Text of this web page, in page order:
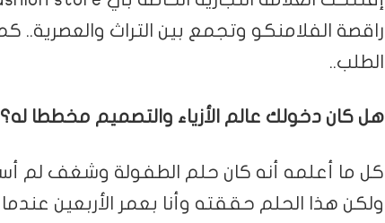
راقصة الفلامنكو وتجمع بين التراث
الطلب..
هل كان دخولك عالم الأزياء والتصميم مخططا له؟
كل ما أعلمه أنه كان حلم الطفولة وشغف لم
ولكن هذا الحلم حققته وأنا بعمر الأربعين